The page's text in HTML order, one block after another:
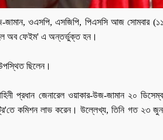
-জামান,ওএসপি,এসজিপি, পিএসসি আজ সোমবার(১১
অব ফেইম' এ অন্তর্ভুক্ত হন।
ছিলেন।
প্রধান জেনারেল ওয়াকার-উজ-জামান ২০
'তে কমিশন লাভ করেন। উল্লেখ্য,তিনি গত ২৩ জুন